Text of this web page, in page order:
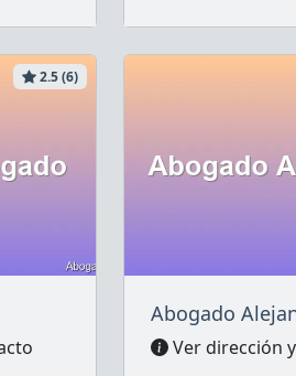
2.5 (6)
Abogado
Ver dirección